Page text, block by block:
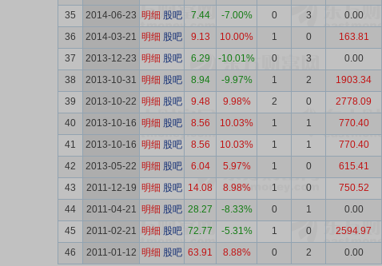
35
2014-06-23 明细 股吧 7.44 -7.00% 0 3 0.00
36
2014-03-21 明细 股吧 9.13 10.00% 1 0 163.81
37
2013-12-23 明细 股吧 6.29 -10.01% 0 3 0.00
38
2013-10-31 明细 股吧 8.94 -9.97% 1 2 1903.34
39
2013-10-22 明细 股吧 9.48 9.98% 2 0 2778.09
40
2013-10-16 明细 股吧 8.56 10.03% 1 1 770.40
41
2013-10-16 明细 股吧 8.56 10.03% 1 1 770.40
42
2013-05-22 明细 股吧 6.04 5.97% 1 0 615.41
43
2011-12-19 明细 股吧 14.08 8.98% 1 0 750.52
44
2011-04-21 明细 股吧 28.27 -8.33% 0 1 0.00
45
2011-02-21 明细 股吧 72.77 -5.31% 1 0 2594.97
46
2011-01-12 明细 股吧 63.91 8.88% 0 2 0.00